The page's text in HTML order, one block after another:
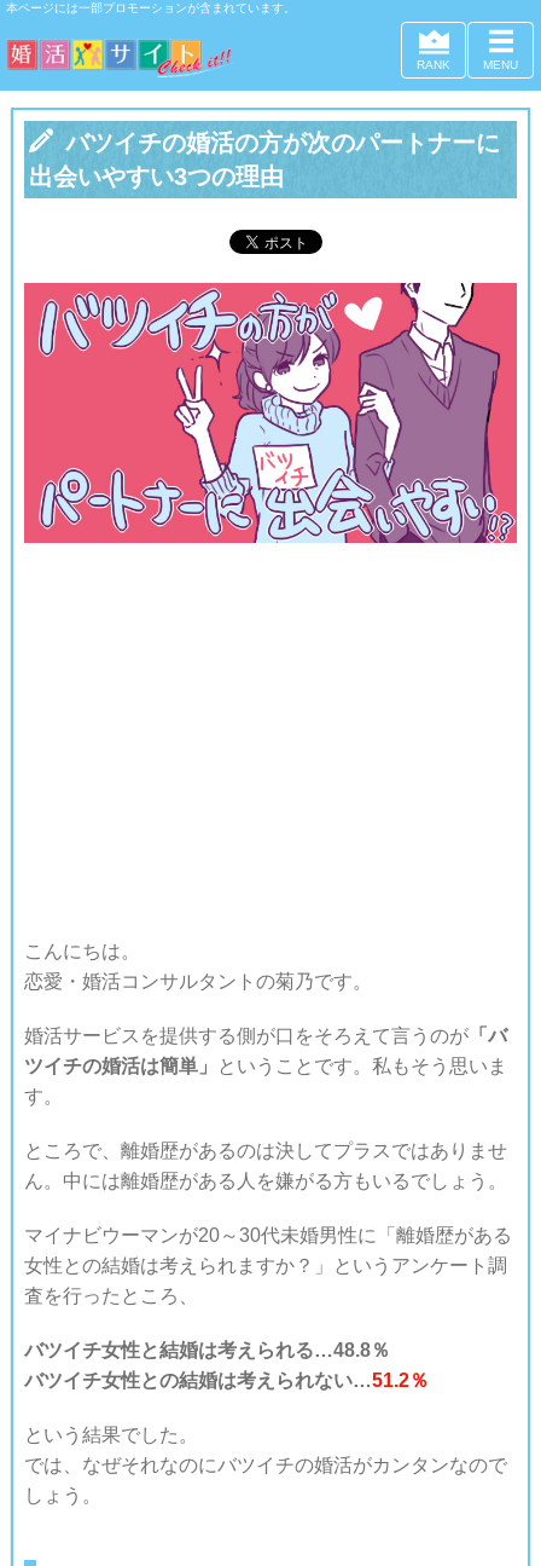
本ページには一部プロモーションが含まれています。
RANK MENU
 バツイチの婚活の方が次のパートナーに
出会いやすい3つの理由
こんにちは。
恋愛・婚活コンサルタントの菊乃です。
婚活サービスを提供する側が口をそろえて言うのが「バ
ツイチの婚活は簡単」
ということです。私もそう思いま
す。
ところで、離婚歴があるのは決してプラスではありませ
ん。中には離婚歴がある人を嫌がる方もいるでしょう。
マイナビウーマンが20～30代未婚男性に「離婚歴がある
女性との結婚は考えられますか？」というアンケート調
査を行ったところ、
バツイチ女性と結婚は考えられる…48.8％
バツイチ女性との結婚は考えられない…51.2％
という結果でした。
では、なぜそれなのにバツイチの婚活がカンタンなので
しょう。